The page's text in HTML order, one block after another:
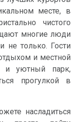
месте, в
чистого
многие люди
не только. Гости
и местной
и уютный парк,
прогулкой в
насладиться